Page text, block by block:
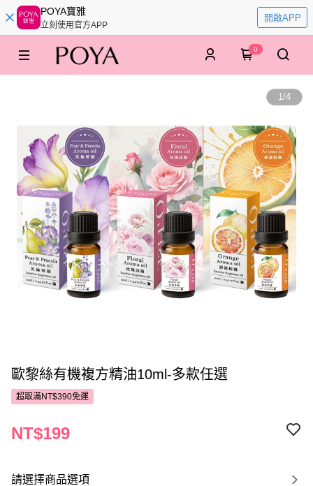
POYA寶雅
立刻使用官方APP
開啟APP
0
1/4
歐黎絲有機複方精油10ml-多款任選
超取滿NT$390免運
NT$199
請選擇商品選項